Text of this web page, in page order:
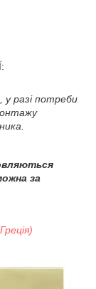
разі потреби
за